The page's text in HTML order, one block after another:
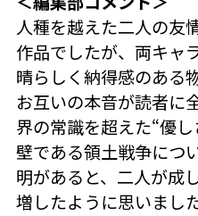
人種を越えた二人の友
作品でしたが、両キャ
晴らしく納得感のある
お互いの本音が読者に
界の常識を超えた“優
壁である領土戦争につ
明があると、二人が成
増したように思いました